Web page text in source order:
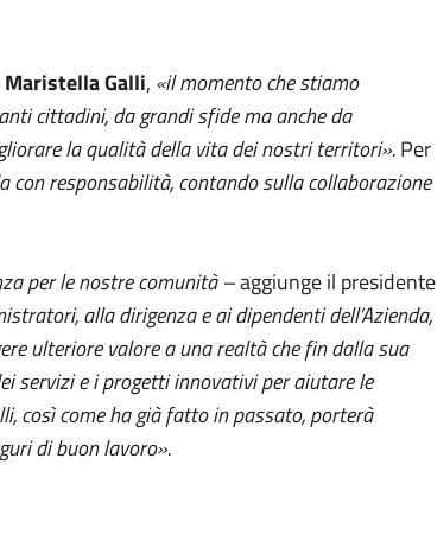
Maristella Galli, «il momento che stiamo
cittadini, da grandi sfide ma anche da
la qualità della vita dei nostri territori».Per
con responsabilità, contando sulla collaborazione
per le nostre comunità –aggiunge il presidente
alla dirigenza e ai dipendenti dell’Azienda,
ulteriore valore a una realtà che fin dalla sua
servizi e i progetti innovativi per aiutare le
così come ha già fatto in passato, porterà
di buon lavoro».